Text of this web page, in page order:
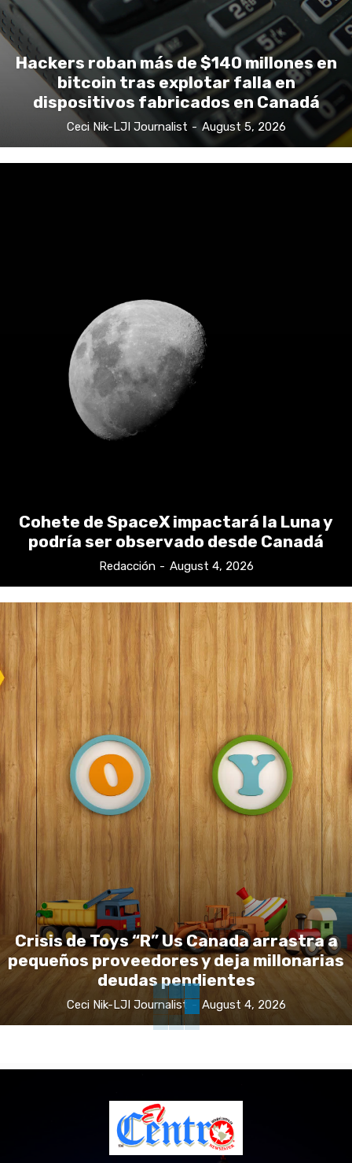
Hackers roban más de $140 millones en
bitcoin tras explotar falla en
dispositivos fabricados en Canadá
Ceci Nik-LJI Journalist - August 5, 2026
Cohete de SpaceX impactará la Luna y
podría ser observado desde Canadá
Redacción - August 4, 2026
Crisis de Toys “R” Us Canada arrastra a
pequeños proveedores y deja millonarias
deudas pendientes
Ceci Nik-LJI Journalist - August 4, 2026